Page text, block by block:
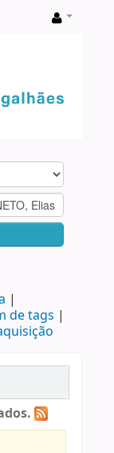
de tags